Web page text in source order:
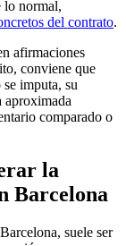
lo normal,
del contrato.
afirmaciones
conviene que
imputa, su
aproximada
comparado o
la
Barcelona
suele ser